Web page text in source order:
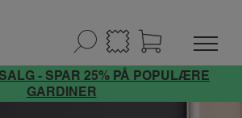
- SPAR 25% PÅ POPULÆRE
GARDINER